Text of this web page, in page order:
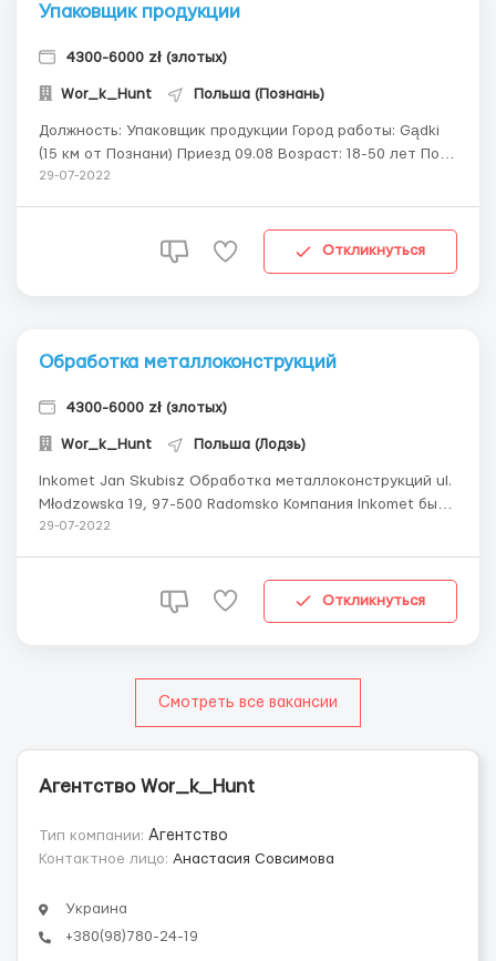
Упаковщик продукции
4300-6000 zł (злотых)
Wor_k_Hunt Польша (Познань)
Должность: Упаковщик продукции Город работы: Gądki
(15 км от Познани) Приезд 09.08 Возраст: 18-50 лет Пол:
мужчины, женщины, пары Оплата: 16,40 зл нетто/час
часов/смена. Смены 6.00-14.00...
29-07-2022
Откликнуться
Обработка металлоконструкций
4300-6000 zł (злотых)
Wor_k_Hunt Польша (Лодзь)
Inkomet Jan Skubisz Обработка металлоконструкций ul.
Młodzowska 19, 97-500 Radomsko Компания Inkomet была
основана в 1990 и по настоящее время основное
шлифовка готовых металлических изделий (шлифовка
29-07-2022
Откликнуться
Смотреть все вакансии
Агентство Wor_k_Hunt
Тип компании: Агентство
Контактное лицо: Анастасия Совсимова
Украина
+380(98)780-24-19